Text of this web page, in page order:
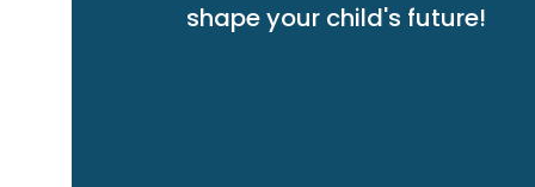
shape your child's future!